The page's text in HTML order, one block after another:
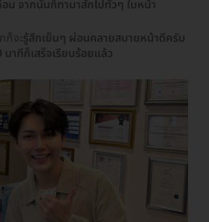
น จากนั้นก็ทามาส์กไปทั่วๆ ใบหน้า
ก็จะรู้สึกเย็นๆ ผ่อนคลายสบายหน้าดีครับ
นาทีก็เสร็จเรียบร้อยแล้ว